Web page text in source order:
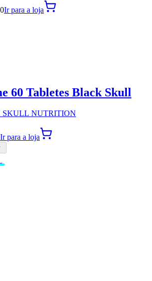
Ir para a loja
60 Tabletes Black Skull
NUTRITION
Ir para a loja